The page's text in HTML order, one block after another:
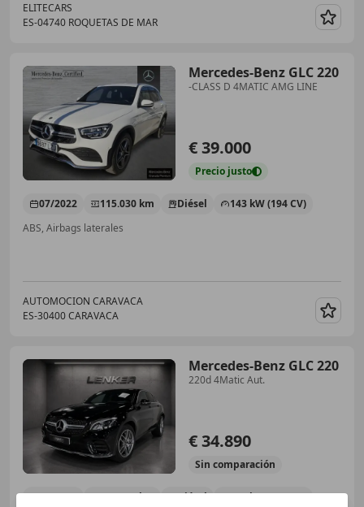
ELITECARS
ES-04740 ROQUETAS DE MAR
Mercedes-Benz GLC 220
-CLASS D 4MATIC AMG LINE
€ 39.000
Precio justo
07/2022 115.030 km Diésel
143 kW (194 CV)
ABS, Airbags laterales
AUTOMOCION CARAVACA
ES-30400 CARAVACA
Mercedes-Benz GLC 220
220d 4Matic Aut.
€ 34.890
Sin comparación
07/2018 118.900 km Diésel
125 kW (170 CV)